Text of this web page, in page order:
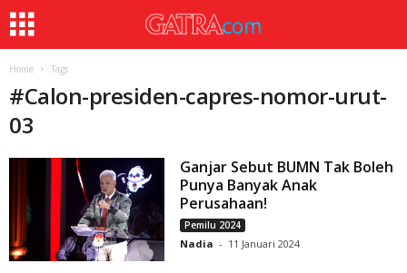
Home Tags
#Calon-presiden-capres-nomor-urut-
03
Ganjar Sebut BUMN Tak Boleh
Punya Banyak Anak
Perusahaan!
Pemilu 2024
Nadia - 11 Januari 2024